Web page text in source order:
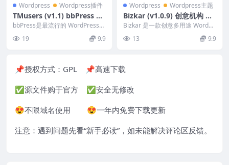
Wordpress Wordpress插件
TMusers (v1.1) bbPress Fo
rum Member Directory Fo
bbPress是最流行的 WordPress
论坛插件。遗憾的是，bbPress...
19 9.9
Wordpress Wordpress主题
Bizkar (v1.0.9) 创意机构 W
ordPress 主题
Bizkar 是一款创意多用途 WordPr
ess 主题，适用于企业和个人业务
主... 13 9.9
📌授权方式： GPL 📌高速下载
✅源文件购于官方 ✅安全无修改
😍不限域名使用 😍一年内免费下载更新
注意：遇到问题先看“新手必读”，如未能解决评论区反馈。